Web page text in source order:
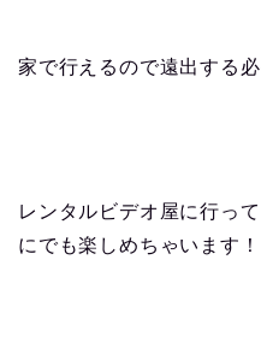
家で行えるので遠出する
レンタルビデオ屋に行っ
にでも楽しめちゃいます！